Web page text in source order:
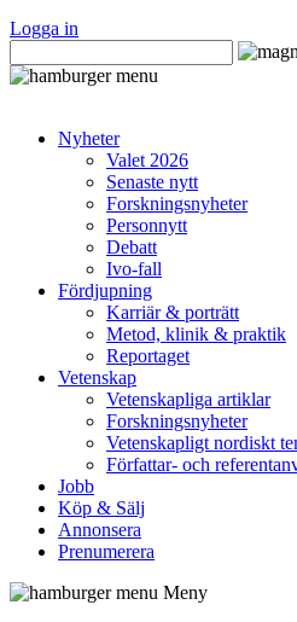
Logga in
Nyheter
Valet 2026
Senaste nytt
Forskningsnyheter
Personnytt
Debatt
Ivo-fall
Fördjupning
Karriär & porträtt
Metod, klinik & praktik
Reportaget
Vetenskap
Vetenskapliga artiklar
Forskningsnyheter
Vetenskapligt nordiskt
Författar- och
Jobb
Köp & Sälj
Annonsera
Prenumerera
Meny